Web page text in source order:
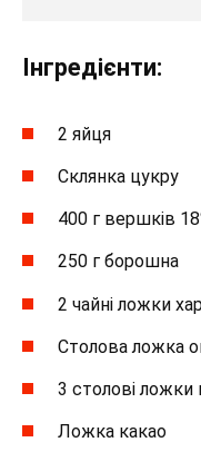
Інгредієнти:
2 яйця
Склянка цукру
400 г вершків
250 г борошна
2 чайні ложки
Столова ложка
3 столові
Ложка какао